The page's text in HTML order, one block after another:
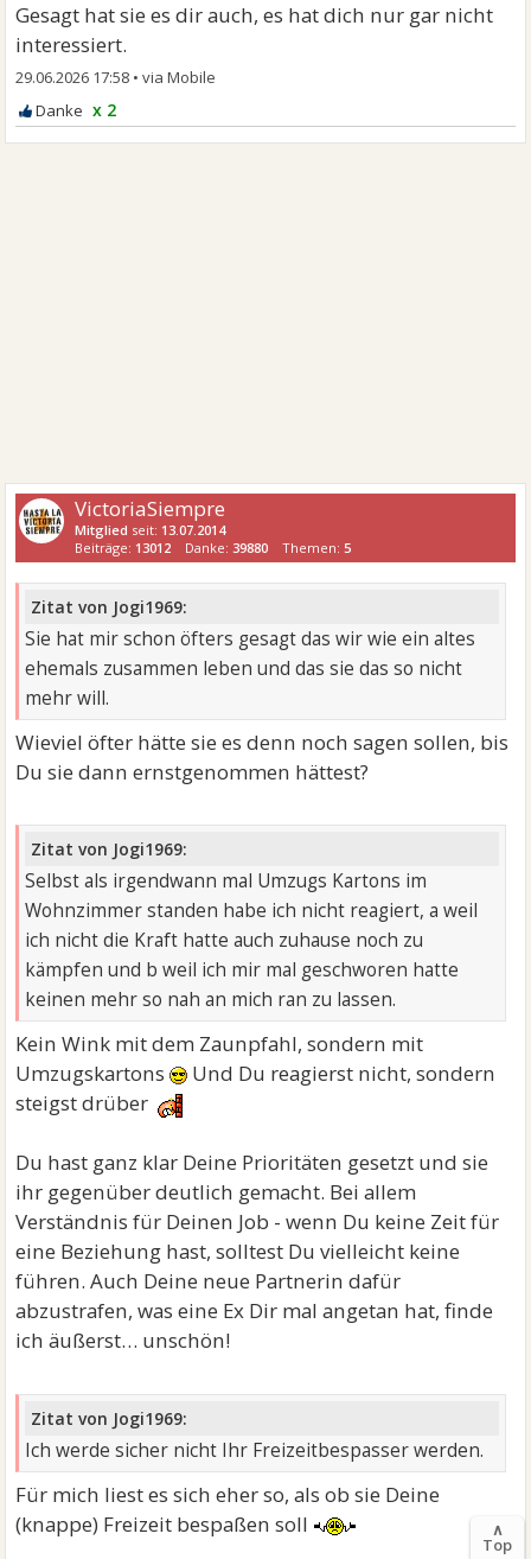
Gesagt hat sie es dir auch, es hat dich nur gar nicht
interessiert.
29.06.2026 17:58 •
x 2
VictoriaSiempre
Mitglied seit: 13.07.2014
Beiträge: 13012 Danke:39880 Themen:5
Zitat von Jogi1969:
Sie hat mir schon öfters gesagt das wir wie ein altes
ehemals zusammen leben und das sie das so nicht
mehr will.
Wieviel öfter hätte sie es denn noch sagen sollen, bis
Du sie dann ernstgenommen hättest?
Zitat von Jogi1969:
Selbst als irgendwann mal Umzugs Kartons im
Wohnzimmer standen habe ich nicht reagiert, a weil
ich nicht die Kraft hatte auch zuhause noch zu
kämpfen und b weil ich mir mal geschworen hatte
keinen mehr so nah an mich ran zu lassen.
Kein Wink mit dem Zaunpfahl, sondern mit
Umzugskartons
Und Du reagierst nicht, sondern
steigst drüber
Du hast ganz klar Deine Prioritäten gesetzt und sie
ihr gegenüber deutlich gemacht. Bei allem
Verständnis für Deinen Job - wenn Du keine Zeit für
eine Beziehung hast, solltest Du vielleicht keine
führen. Auch Deine neue Partnerin dafür
abzustrafen, was eine Ex Dir mal angetan hat, finde
ich äußerst… unschön!
Zitat von Jogi1969:
Ich werde sicher nicht Ihr Freizeitbespasser werden.
Für mich liest es sich eher so, als ob sie Deine
(knappe) Freizeit bespaßen soll
∧
Top